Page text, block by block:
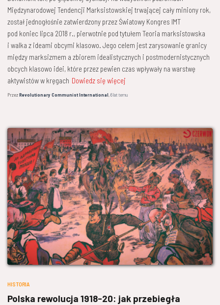
Międzynarodowej Tendencji Marksistowskiej trwającej cały miniony rok,
został jednogłośnie zatwierdzony przez Światowy Kongres IMT
pod koniec lipca 2018 r., pierwotnie pod tytułem Teoria marksistowska
i walka z ideami obcymi klasowo. Jego celem jest zarysowanie granicy
między marksizmem a zbiorem idealistycznych i postmodernistycznych
obcych klasowo idei, które przez pewien czas wpływały na warstwę
aktywistów w kręgach Dowiedz się więcej
PrzezRevolutionary Communist International,6 lattemu
HISTORIA
Polska rewolucja 1918-20: jak przebiegła